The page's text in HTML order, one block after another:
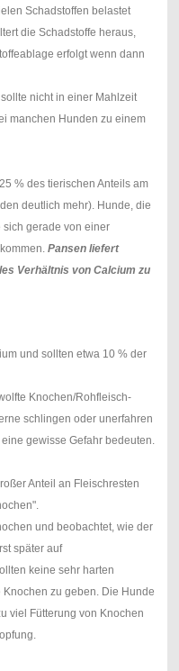
Schadstoffen belastet
die Schadstoffe heraus,
erfolgt wenn dann
nicht in einer Mahlzeit
manchen Hunden zu einem
% des tierischen Anteils am
deutlich mehr). Hunde, die
gerade von einer
Pansen liefert
Verhältnis von Calcium zu
und sollten etwa 10 % der
Knochen/Rohfleisch-
schlingen oder unerfahren
gewisse Gefahr bedeuten.
Anteil an Fleischresten
und beobachtet, wie der
später auf
keine sehr harten
zu geben. Die Hunde
viel Fütterung von Knochen